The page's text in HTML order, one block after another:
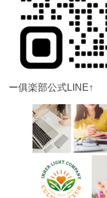
ー俱楽部公式LINE↑